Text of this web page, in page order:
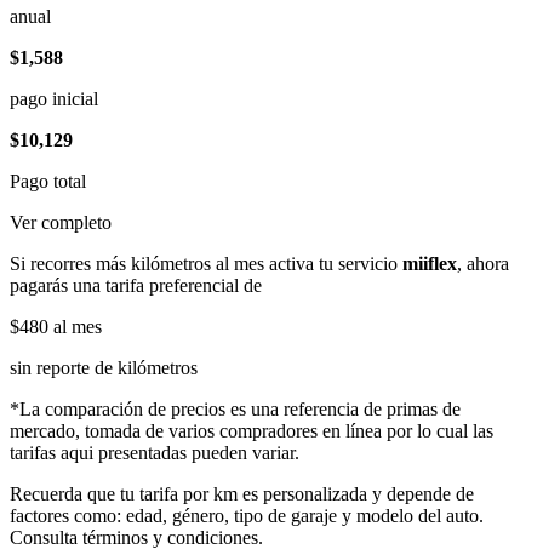
anual
$1,588
pago inicial
$10,129
Pago total
Ver completo
Si recorres más kilómetros al mes activa tu servicio miiflex, ahora
pagarás una tarifa preferencial de
$480 al mes
sin reporte de kilómetros
*La comparación de precios es una referencia de primas de
mercado, tomada de varios compradores en línea por lo cual las
tarifas aqui presentadas pueden variar.
Recuerda que tu tarifa por km es personalizada y depende de
factores como: edad, género, tipo de garaje y modelo del auto.
Consulta términos y condiciones.